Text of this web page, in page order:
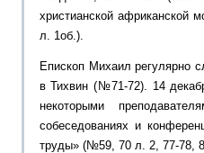
христианской африканской
л. 1об.).
Епископ Михаил регулярно
в Тихвин (№71-72). 14
некоторыми
собеседованиях и
труды» (№59, 70 л. 2, 77-78,